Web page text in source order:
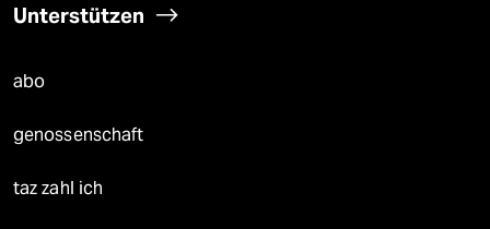
Unterstützen
abo
genossenschaft
taz zahl ich